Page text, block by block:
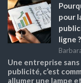
pour
ligne ?
Une entreprise sans
publicité, c’est
allumer une lampe